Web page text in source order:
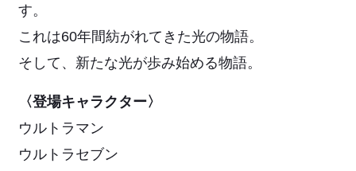
す。
これは60年間紡がれてきた光の物語。
そして、新たな光が歩み始める物語。
〈登場キャラクター〉
ウルトラマン
ウルトラセブン